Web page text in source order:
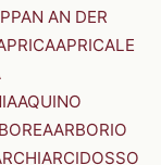
AN DER
APRICALE
AQUINO
ARBORIO
ARCIDOSSO